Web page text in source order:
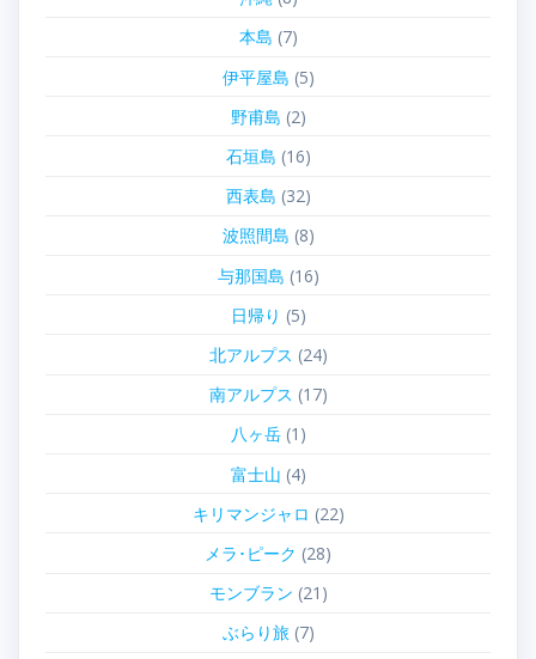
本島 (7)
伊平屋島 (5)
野甫島 (2)
石垣島 (16)
西表島 (32)
波照間島 (8)
与那国島 (16)
日帰り (5)
北アルプス (24)
南アルプス (17)
八ヶ岳(1)
富士山 (4)
キリマンジャロ (22)
メラ･ピーク (28)
モンブラン (21)
ぶらり旅(7)